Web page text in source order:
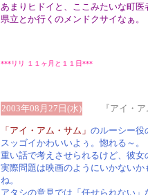
あまりヒドイと、ここみたいな町
県立とか行くのメンドクサイなぁ
***リリ １１ヶ月と１１日***
2003年08月27日(水) 『アイ・ア
「アイ・アム・サム」 のルーシー役
スッゴイかわいいよぅ。惚れる～。
重い話で考えさせられるけど、彼
実際問題は映画のようにいかない
ね。
アタシの意見では「任せられない